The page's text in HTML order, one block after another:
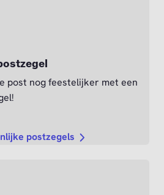
post nog feestelijker met een
postzegels